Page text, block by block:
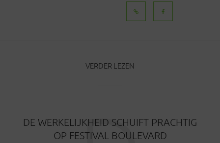
VERDER LEZEN
DE WERKELIJKHEID SCHUIFT PRACHTIG
OP FESTIVAL BOULEVARD